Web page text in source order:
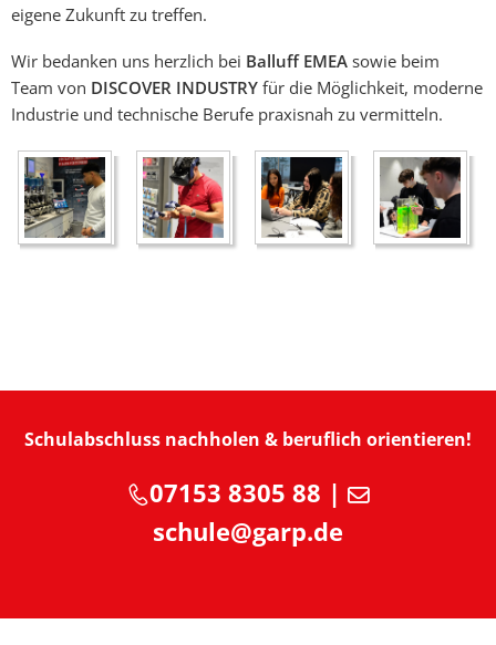
eigene Zukunft zu treffen.
Wir bedanken uns herzlich bei Balluff EMEA sowie beim
Team von DISCOVER INDUSTRY für die Möglichkeit, moderne
Industrie und technische Berufe praxisnah zu vermitteln.
Schulabschluss nachholen & beruflich orientieren!
07153 8305 88 |
schule@garp.de